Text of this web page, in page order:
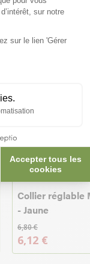
sur notre
sur le lien 'Gérer
Accepter tous les
cookies
Collier réglable
- Jaune
6,80 €
6,12 €